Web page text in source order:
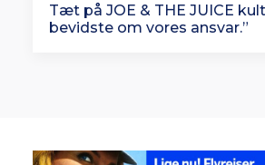
Tæt på JOE & THE JUICE
bevidste om vores ansvar.”